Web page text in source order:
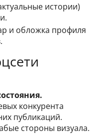
истории)
и обложка профиля
конкурента
публикаций.
стороны визуала.